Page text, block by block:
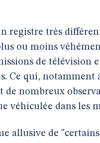
registre très
ou moins
de télévision
Ce qui, notamment
de nombreux
véhiculée dans les
allusive de